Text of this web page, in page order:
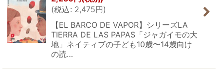
(税込: 2,475円)
【EL BARCO DE VAPOR】シリーズLA
TIERRA DE LAS PAPAS「ジャガイモの大
地」ネイティブの子ども10歳〜14歳向け
の読…